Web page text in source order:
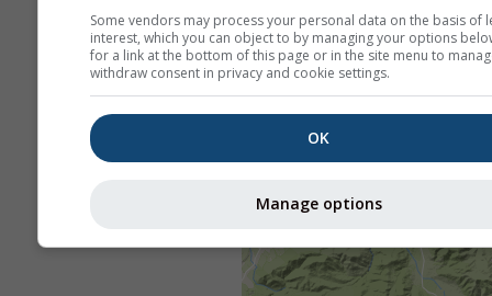
Some vendors may process your personal data on the basis of
interest, which you can object to by managing your options
for a link at the bottom of this page or in the site menu to
withdraw consent in privacy and cookie settings.
OK
Manage options